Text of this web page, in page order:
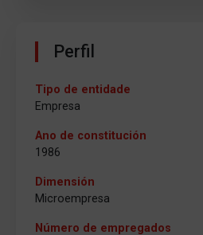
Perfil
Tipo de entidade
Empresa
Ano de constitución
1986
Dimensión
Microempresa
Número de empregados